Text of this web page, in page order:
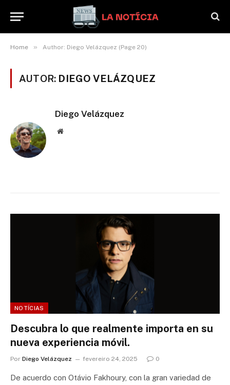
Home » Author: Diego Velázquez (Page 20)
AUTOR: DIEGO VELÁZQUEZ
Diego Velázquez
Website
NOTÍCIAS
Descubra lo que realmente importa en su
nueva experiencia móvil.
Por Diego Velázquez fevereiro 24, 2025 0
De acuerdo con Otávio Fakhoury, con la gran variedad de